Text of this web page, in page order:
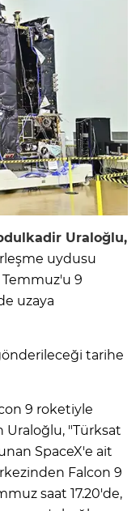
Uraloğlu,
uydusu
9
uzaya
tarihe
9 roketiyle
Uraloğlu, "Türksat
SpaceX'e ait
Falcon 9
saat 17.20'de,